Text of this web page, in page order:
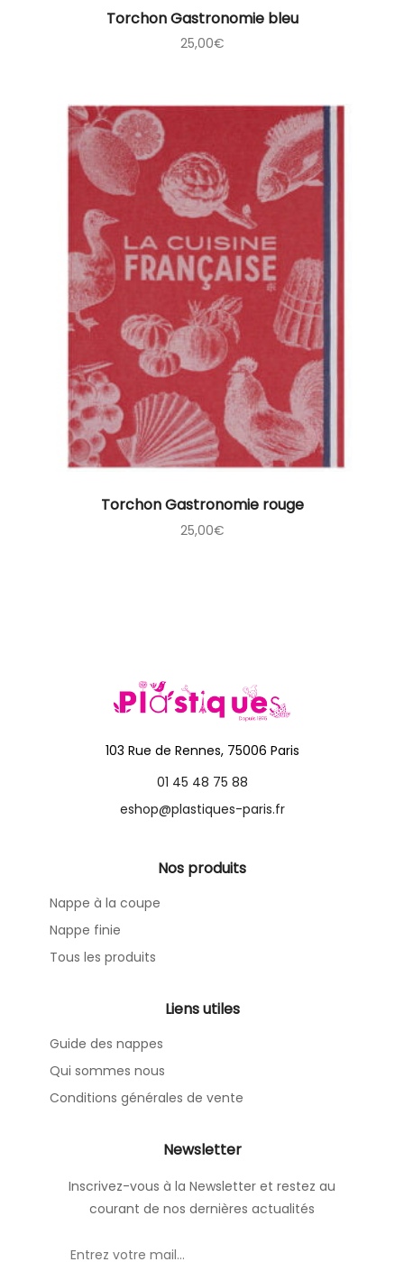
Torchon Gastronomie bleu
25,00€
Torchon Gastronomie rouge
25,00€
103 Rue de Rennes, 75006 Paris
01 45 48 75 88
eshop@plastiques-paris.fr
Nos produits
Nappe à la coupe
Nappe finie
Tous les produits
Liens utiles
Guide des nappes
Qui sommes nous
Conditions générales de vente
Newsletter
Inscrivez-vous à la Newsletter et restez au
courant de nos dernières actualités